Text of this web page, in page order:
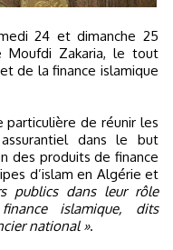
Moufdi Zakaria, le tout
de la finance islamique
particulière de réunir les
dans le but
des produits de finance
d’islam en Algérie et
publics dans leur rôle
islamique, dits
national ».